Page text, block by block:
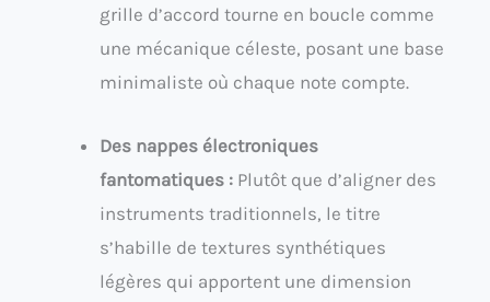
grille d’accord tourne en boucle comme
une mécanique céleste, posant une base
minimaliste où chaque note compte.
Des nappes électroniques
fantomatiques : Plutôt que d’aligner des
instruments traditionnels, le titre
s’habille de textures synthétiques
légères qui apportent une dimension